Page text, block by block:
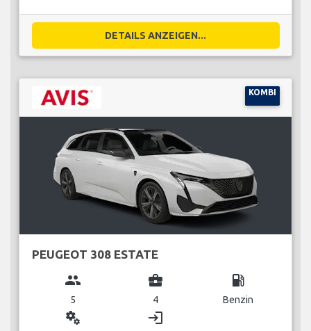
DETAILS ANZEIGEN...
KOMBI
PEUGEOT 308 ESTATE
group
5
business_center
4
local_gas_station
Benzin
miscellaneous_services login